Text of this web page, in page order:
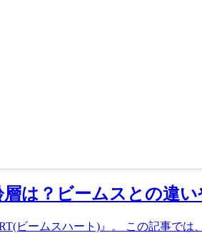
層は？ビームスとの違
ビームスハート)』。 この記事で